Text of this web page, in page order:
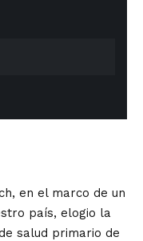
en el marco de un
país, elogio la
salud primario de